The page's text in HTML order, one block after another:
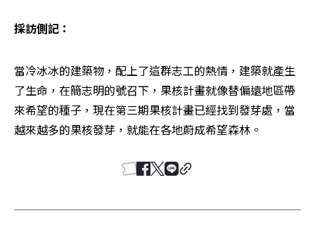
採訪側記：
當冷冰冰的建築物，配上了這群志工的熱情，建築就產生
了生命，在簡志明的號召下，果核計畫就像替偏遠地區帶
來希望的種子，現在第三期果核計畫已經找到發芽處，當
越來越多的果核發芽，就能在各地蔚成希望森林。